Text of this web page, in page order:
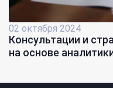
02 октября 2024
Консультации и
на основе